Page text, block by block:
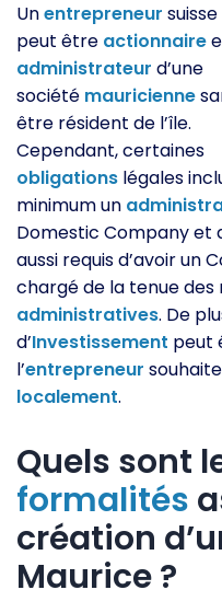
Unentrepreneur suisse
peut être actionnaire
administrateur d’une
société mauricienne
être résident de l’île.
Cependant, certaines
obligations légales
minimum un
Domestic Company et
aussi requis d’avoir un
chargé de la tenue
administratives. De
d’Investissement peut
l’entrepreneur
localement.
Quels sont
formalités
création
Maurice ?